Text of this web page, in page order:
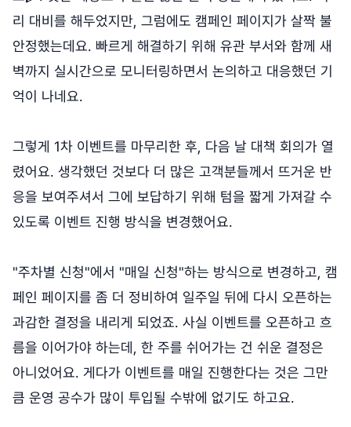
리 대비를 해두었지만, 그럼에도 캠페인 페이지가 살짝 불
안정했는데요. 빠르게 해결하기 위해 유관 부서와 함께 새
벽까지 실시간으로 모니터링하면서 논의하고 대응했던 기
억이 나네요.
그렇게 1차 이벤트를 마무리한 후, 다음 날 대책 회의가 열
렸어요. 생각했던 것보다 더 많은 고객분들께서 뜨거운 반
응을 보여주셔서 그에 보답하기 위해 텀을 짧게 가져갈 수
있도록 이벤트 진행 방식을 변경했어요.
"주차별 신청"에서 "매일 신청"하는 방식으로 변경하고, 캠
페인 페이지를 좀 더 정비하여 일주일 뒤에 다시 오픈하는
과감한 결정을 내리게 되었죠. 사실 이벤트를 오픈하고 흐
름을 이어가야 하는데, 한 주를 쉬어가는 건 쉬운 결정은
아니었어요. 게다가 이벤트를 매일 진행한다는 것은 그만
큼 운영 공수가 많이 투입될 수밖에 없기도 하고요.